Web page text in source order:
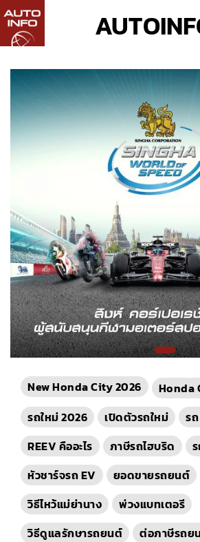
New Honda City 2026
Honda
รถใหม่ 2026
เปิดตัวรถใหม่
ร
REEV คืออะไร
ภาษีรถไฮบริด
หัวชาร์จรถ EV
ยอดขายรถยนต์
วิธีไหว้แม่ย่านาง
พ่วงแบทเตอรี
วิธีดูแลรักษารถยนต์
ต่อภาษีรถย